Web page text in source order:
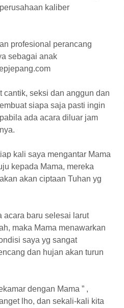
kaliber
profesional perancang
sebagai anak
cantik, seksi dan anggun dan
siapa saja pasti ingin
ada acara diluar jam
kali saya mengantar Mama
kepada Mama, mereka
akan ciptaan Tuhan yg
acara baru selesai larut
maka Mama menawarkan
saya yg sangat
dan hujan akan turun
dengan Mama ” ,
lho, dan sekali-kali kita